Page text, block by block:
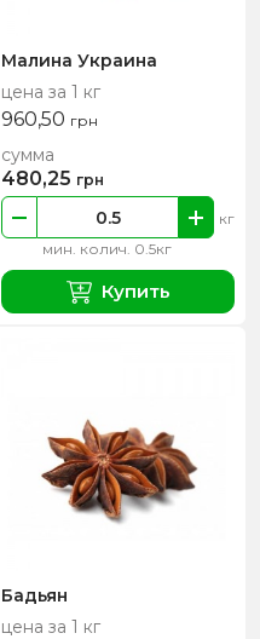
Малина Украина
цена за 1 кг
960,50 грн
мин. колич. 0.5кг
кг
сумма
480,25 грн
Купить
Бадьян
цена за 1 кг